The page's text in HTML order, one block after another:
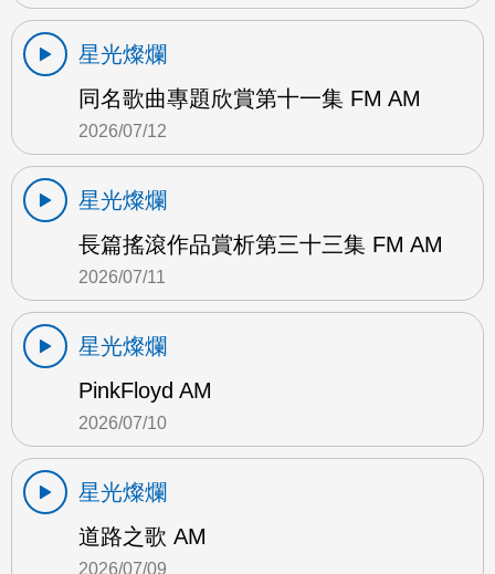
星光燦爛
同名歌曲專題欣賞第十一集 FM AM
2026/07/12
星光燦爛
長篇搖滾作品賞析第三十三集 FM AM
2026/07/11
星光燦爛
PinkFloyd AM
2026/07/10
星光燦爛
道路之歌 AM
2026/07/09